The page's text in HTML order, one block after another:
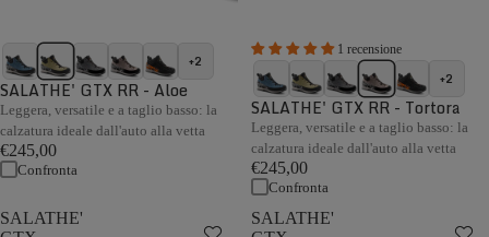
+2
SALATHE' GTX RR - Aloe
Leggera, versatile e a taglio basso: la
calzatura ideale dall'auto alla vetta
€245,00
Confronta
1 recensione
+2
SALATHE' GTX RR - Tortora
Leggera, versatile e a taglio basso: la
calzatura ideale dall'auto alla vetta
€245,00
Confronta
SALATHE'
SALATHE'